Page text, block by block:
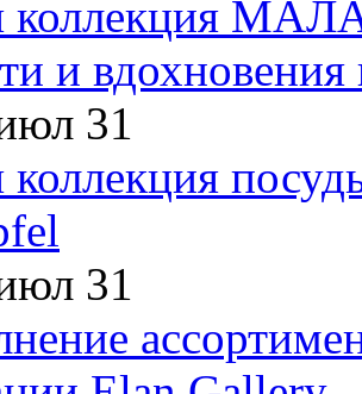
коллекция
и
31
коллекция
31